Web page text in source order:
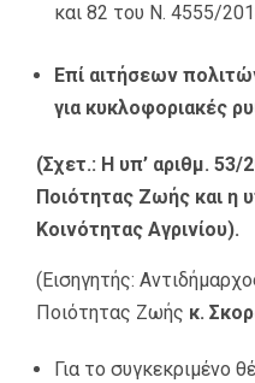
και 82 του Ν. 4555/
Επί αιτήσεων
για κυκλοφοριακές
(Σχετ.: Η υπ’ αριθμ.
Ποιότητας Ζωής και η
Κοινότητας Αγρινίου).
(Εισηγητής:
Ποιότητας Ζωής κ.
Για το συγκεκριμένο